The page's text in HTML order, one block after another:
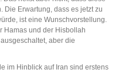
Die Erwartung, dass es jetzt zu
ist eine Wunschvorstellung.
Hamas und der Hisbollah
aber die
im Hinblick auf Iran sind erstens